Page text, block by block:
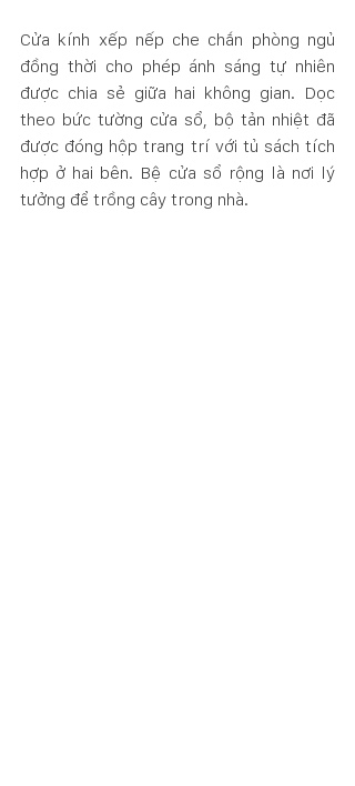
Cửa kính xếp nếp che chắn phòng ngủ
đồng thời cho phép ánh sáng tự nhiên
được chia sẻ giữa hai không gian. Dọc
theo bức tường cửa sổ, bộ tản nhiệt đã
được đóng hộp trang trí với tủ sách tích
hợp ở hai bên. Bệ cửa sổ rộng là nơi lý
tưởng để trồng cây trong nhà.